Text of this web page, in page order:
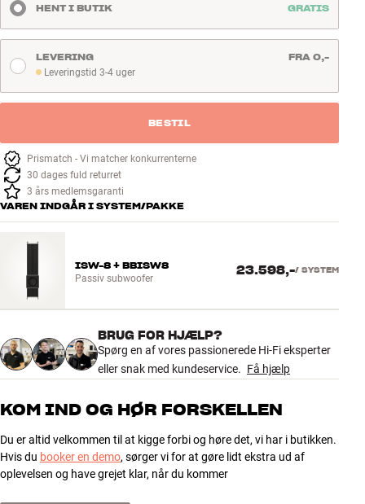
TV
Systemer
Tilbehør
INSPIRATION
NYHEDER
Find Butik
Kundeservice
Kundeservice
HENT I BUTIK GRATIS
Leveringstid 3-4 uger
Leveringstid 3-4 uger
LEVERING FRA 0,-
BESTIL
Prismatch - Vi matcher konkurrenterne
30 dages fuld returret
3 års medlemsgaranti
VAREN INDGÅR I SYSTEM/PAKKE
ISW-8 + BBISW8
Passiv subwoofer
23.598,-/ SYSTEM
BRUG FOR HJÆLP?
Spørg en af vores passionerede Hi-Fi eksperter
eller snak med kundeservice. Få hjælp
KOM IND OG HØR FORSKELLEN
Du er altid velkommen til at kigge forbi og høre det, vi har i butikken.
Hvis du booker en demo, sørger vi for at gøre lidt ekstra ud af
oplevelsen og have grejet klar, når du kommer